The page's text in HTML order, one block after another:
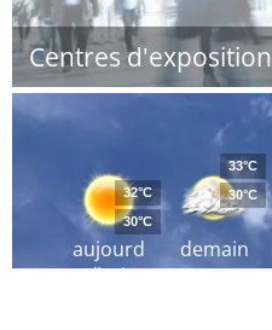
Centres d'exposition
aujourd
´hui
32°C
30°C
demain
33°C
30°C